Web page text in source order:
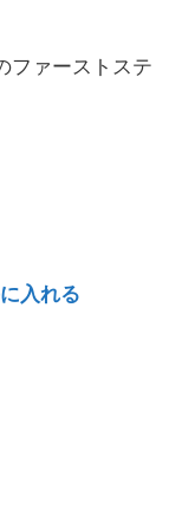
ファーストステ
入れる